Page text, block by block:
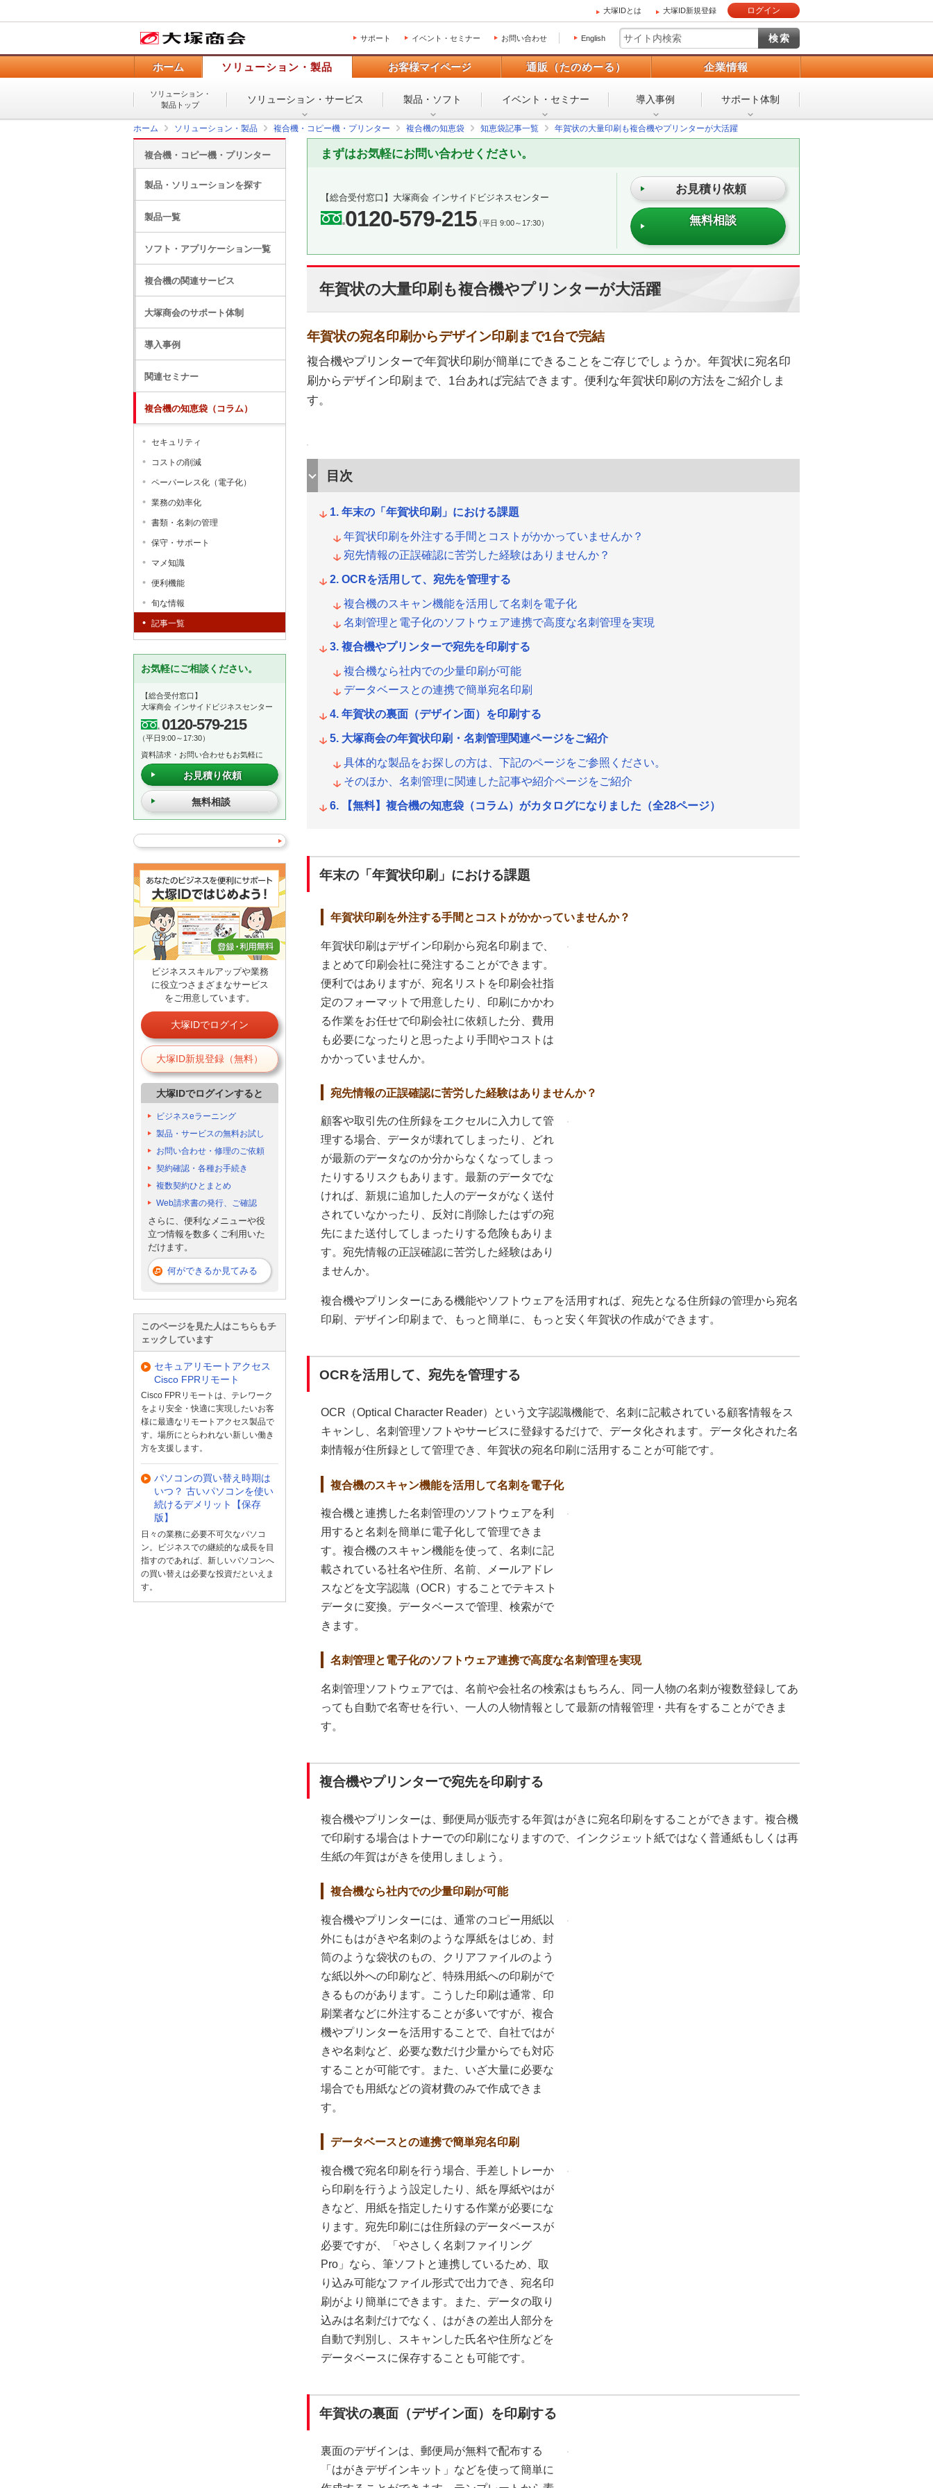
大塚IDとは 大塚ID新規登録 ログイン
サポート イベント・セミナー お問い合わせ English
ホーム ソリューション・製品 お客様マイページ 通販（たのめーる） 企業情報
ソリューション・
製品トップ
ソリューション・ サービス 製品・ソフト イベント・ セミナー 導入事例 サポート体制
ホーム ソリューション・製品 複合機・コピー機・プリンター 複合機の知恵袋 知恵袋記事一覧 年賀状の大量印刷も複合機やプリンターが大活躍
まずはお気軽にお問い合わせください。
【総合受付窓口】 大塚商会 インサイドビジネスセンター
0120-579-215（平日 9:00～17:30）
お見積り依頼
無料相談
年賀状の大量印刷も複合機やプリンターが大活躍
年賀状の宛名印刷からデザイン印刷まで1台で完結
複合機やプリンターで年賀状印刷が簡単にできることをご存じでしょうか。年賀状に宛名印
刷からデザイン印刷まで、1台あれば完結できます。便利な年賀状印刷の方法をご紹介しま
す。
目次
年末の「年賀状印刷」における課題
年賀状印刷を外注する手間とコストがかかっていませんか？
宛先情報の正誤確認に苦労した経験はありませんか？
OCRを活用して、宛先を管理する
複合機のスキャン機能を活用して名刺を電子化
名刺管理と電子化のソフトウェア連携で高度な名刺管理を実現
複合機やプリンターで宛先を印刷する
複合機なら社内での少量印刷が可能
データベースとの連携で簡単宛名印刷
年賀状の裏面（デザイン面）を印刷する
大塚商会の年賀状印刷・名刺管理関連ページをご紹介
具体的な製品をお探しの方は、下記のページをご参照ください。
そのほか、名刺管理に関連した記事や紹介ページをご紹介
【無料】複合機の知恵袋（コラム）がカタログになりました（全28ページ）
年末の「年賀状印刷」における課題
年賀状印刷を外注する手間とコストがかかっていませんか？
年賀状印刷はデザイン印刷から宛名印刷まで、
まとめて印刷会社に発注することができます。
便利ではありますが、宛名リストを印刷会社指
定のフォーマットで用意したり、印刷にかかわ
る作業をお任せで印刷会社に依頼した分、費用
も必要になったりと思ったより手間やコストは
かかっていませんか。
宛先情報の正誤確認に苦労した経験はありませんか？
顧客や取引先の住所録をエクセルに入力して管
理する場合、データが壊れてしまったり、どれ
が最新のデータなのか分からなくなってしまっ
たりするリスクもあります。最新のデータでな
ければ、新規に追加した人のデータがなく送付
されていなかったり、反対に削除したはずの宛
先にまた送付してしまったりする危険もありま
す。宛先情報の正誤確認に苦労した経験はあり
ませんか。
複合機やプリンターにある機能やソフトウェアを活用すれば、宛先となる住所録の管理から宛名
印刷、デザイン印刷まで、もっと簡単に、もっと安く年賀状の作成ができます。
OCRを活用して、宛先を管理する
OCR（Optical Character Reader）という文字認識機能で、名刺に記載されている顧客情報をス
キャンし、名刺管理ソフトやサービスに登録するだけで、データ化されます。データ化された名
刺情報が住所録として管理でき、年賀状の宛名印刷に活用することが可能です。
複合機のスキャン機能を活用して名刺を電子化
複合機と連携した名刺管理のソフトウェアを利
用すると名刺を簡単に電子化して管理できま
す。複合機のスキャン機能を使って、名刺に記
載されている社名や住所、名前、メールアドレ
スなどを文字認識（OCR）することでテキスト
データに変換。データベースで管理、検索がで
きます。
名刺管理と電子化のソフトウェア連携で高度な名刺管理を実現
名刺管理ソフトウェアでは、名前や会社名の検索はもちろん、同一人物の名刺が複数登録してあ
っても自動で名寄せを行い、一人の人物情報として最新の情報管理・共有をすることができま
す。
複合機やプリンターで宛先を印刷する
複合機やプリンターは、郵便局が販売する年賀はがきに宛名印刷をすることができます。複合機
で印刷する場合はトナーでの印刷になりますので、インクジェット紙ではなく普通紙もしくは再
生紙の年賀はがきを使用しましょう。
複合機なら社内での少量印刷が可能
複合機やプリンターには、通常のコピー用紙以
外にもはがきや名刺のような厚紙をはじめ、封
筒のような袋状のもの、クリアファイルのよう
な紙以外への印刷など、特殊用紙への印刷がで
きるものがあります。こうした印刷は通常、印
刷業者などに外注することが多いですが、複合
機やプリンターを活用することで、自社ではが
きや名刺など、必要な数だけ少量からでも対応
することが可能です。また、いざ大量に必要な
場合でも用紙などの資材費のみで作成できま
す。
データベースとの連携で簡単宛名印刷
複合機で宛名印刷を行う場合、手差しトレーか
ら印刷を行うよう設定したり、紙を厚紙やはが
きなど、用紙を指定したりする作業が必要にな
ります。宛先印刷には住所録のデータベースが
必要ですが、「やさしく名刺ファイリング
Pro」なら、筆ソフトと連携しているため、取
り込み可能なファイル形式で出力でき、宛名印
刷がより簡単にできます。また、データの取り
込みは名刺だけでなく、はがきの差出人部分を
自動で判別し、スキャンした氏名や住所などを
データベースに保存することも可能です。
年賀状の裏面（デザイン面）を印刷する
裏面のデザインは、郵便局が無料で配布する
「はがきデザインキット」などを使って簡単に
複合機・コピー機・プリンター
製品・ソリューションを探す
製品一覧
ソフト・アプリケーション一覧
複合機の関連サービス
大塚商会のサポート体制
導入事例
関連セミナー
複合機の知恵袋（コラム）
セキュリティ
コストの削減
ペーパーレス化（電子化）
業務の効率化
書類・名刺の管理
保守・サポート
マメ知識
便利機能
旬な情報
記事一覧
お気軽にご相談ください。
【総合受付窓口】
大塚商会 インサイドビジネスセンター
0120-579-215
（平日9:00～17:30）
資料請求・お問い合わせもお気軽に
お見積り依頼
無料相談
ビジネススキルアップや業務
に役立つさまざまなサービス
をご用意しています。
大塚IDでログイン
大塚ID新規登録（無料）
大塚IDでログインすると
ビジネスeラーニング
製品・サービスの無料お試し
お問い合わせ・修理のご依頼
契約確認・各種お手続き
複数契約ひとまとめ
Web請求書の発行、ご確認
さらに、便利なメニューや役
立つ情報を数多くご利用いた
だけます。
何ができるか見てみる
このページを見た人はこちらもチ
ェックしています
セキュアリモートアクセス
Cisco FPRリモート
Cisco FPRリモートは、テレワーク
をより安全・快適に実現したいお客
様に最適なリモートアクセス製品で
す。場所にとらわれない新しい働き
方を支援します。
パソコンの買い替え時期は
いつ？ 古いパソコンを使い
続けるデメリット【保存
版】
日々の業務に必要不可欠なパソコ
ン。ビジネスでの継続的な成長を目
指すのであれば、新しいパソコンへ
の買い替えは必要な投資だといえま
す。